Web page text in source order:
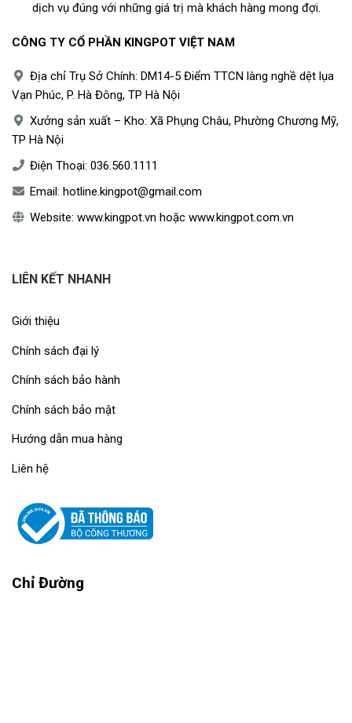
dịch vụ đúng với những giá trị mà khách hàng mong đợi.
CÔNG TY CỔ PHẦN KINGPOT VIỆT NAM
Địa chỉ Trụ Sở Chính: DM14-5 Điểm TTCN làng nghề dệt lụa
Vạn Phúc, P. Hà Đông, TP Hà Nội
Xưởng sản xuất – Kho: Xã Phụng Châu, Phường Chương Mỹ,
TP Hà Nội
Điện Thoại: 036.560.1111
Email: hotline.kingpot@gmail.com
Website: www.kingpot.vn hoặc www.kingpot.com.vn
LIÊN KẾT NHANH
Giới thiệu
Chính sách đại lý
Chính sách bảo hành
Chính sách bảo mật
Hướng dẫn mua hàng
Liên hệ
Chỉ Đường